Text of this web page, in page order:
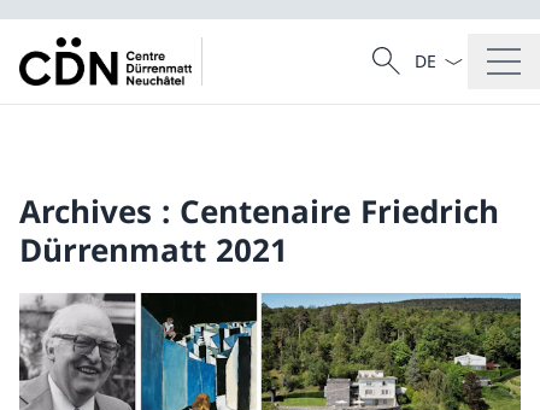
Recherche
Recherche
La langue
Archives : Centenaire Friedrich
Dürrenmatt 2021